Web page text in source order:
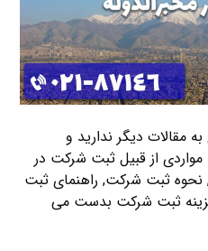
مقالات دیگر ندارید و
مواردی از قبیل ثبت شرکت در
نحوه ثبت شرکت, راهنمای ثبت
ثبت شرکت بدست می